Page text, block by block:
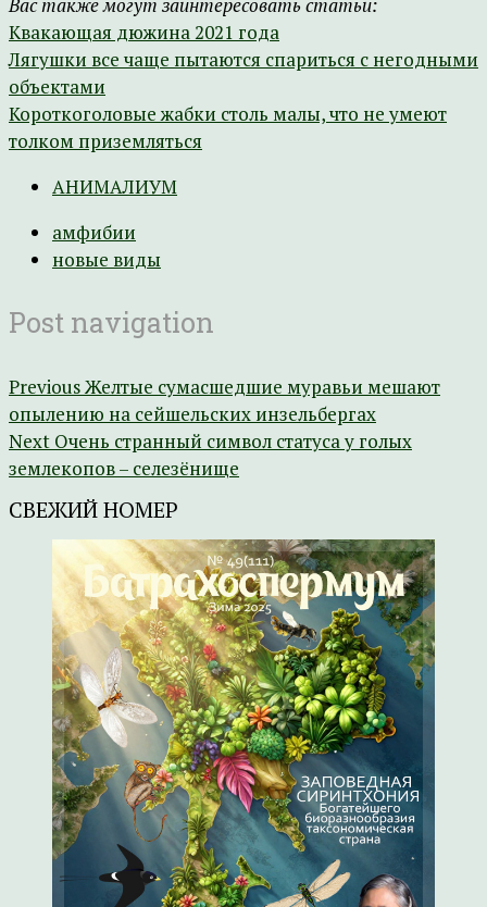
Квакающая дюжина 2021 года
Лягушки все чаще пытаются спариться с негодными
объектами
Короткоголовые жабки столь малы, что не умеют
толком приземляться
АНИМАЛИУМ
амфибии
новые виды
Post navigation
PreviousЖелтые сумасшедшие муравьи мешают
опылению на сейшельских инзельбергах
Next Очень странный символ статуса у голых
землекопов – селезёнище
СВЕЖИЙ НОМЕР